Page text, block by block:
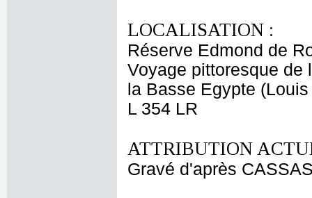
LOCALISATION :
Réserve Edmond de
Voyage pittoresque de
la Basse Egypte
L 354 LR
ATTRIBUTION
Gravé d'après